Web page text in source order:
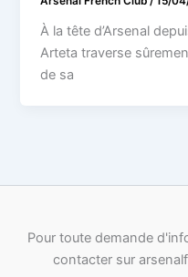
À la tête d’Arsenal
Arteta traverse
de sa
Pour toute demande
contacter sur